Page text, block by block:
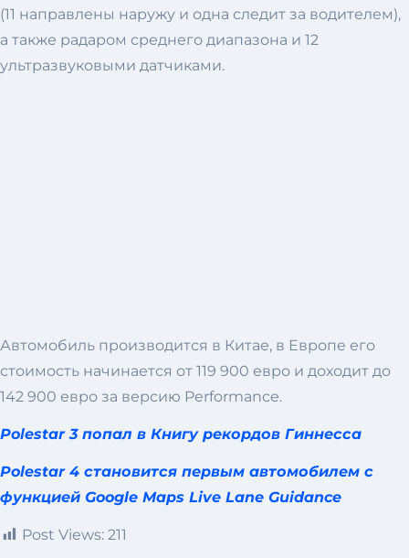
(11 направлены наружу и одна следит за водителем),
а также радаром среднего диапазона и 12
ультразвуковыми датчиками.
Автомобиль производится в Китае, в Европе его
стоимость начинается от 119 900 евро и доходит до
142 900 евро за версию Performance.
Polestar 3 попал в Книгу рекордов Гиннесса
Polestar 4 становится первым автомобилем с
функцией Google Maps Live Lane Guidance
Post Views: 211